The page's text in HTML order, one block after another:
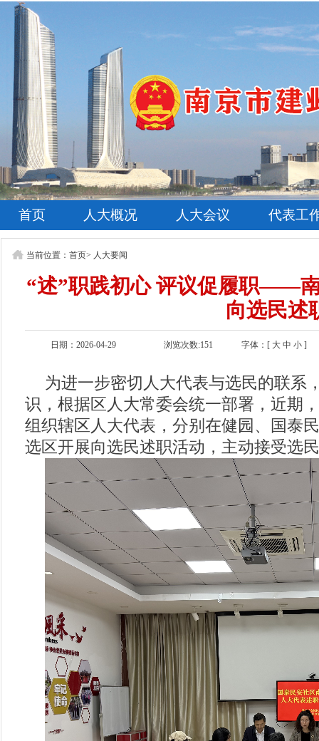
首页 人大概况 人大会议 代表工
当前位置： 首页> 人大要闻
“述”职践初心 评议促履职——
向选民述
日期：2026-04-29 浏览次数:151 字体：[ 大 中 小]
为进一步密切人大代表与选民的联系
识，根据区人大常委会统一部署，近期
组织辖区人大代表，分别在健园、国泰
选区开展向选民述职活动，主动接受选